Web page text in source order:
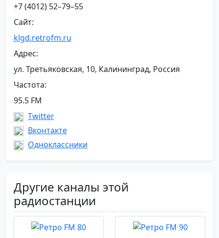
+7 (4012) 52–79–55
Сайт:
klgd.retrofm.ru
Адрес:
ул. Третьяковская, 10, Калининград, Россия
Частота:
95.5 FM
Twitter
Вконтакте
Одноклассники
Другие каналы этой
радиостанции